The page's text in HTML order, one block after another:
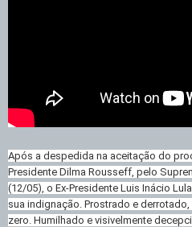
Após a despedida na aceitação do
Presidente Dilma Rousseff, pelo
(12/05), o Ex-Presidente Luis Inácio
sua indignação. Prostrado e
zero. Humilhado e visivelmente